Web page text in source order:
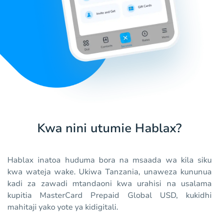
Kwa nini utumie Hablax?
Hablax inatoa huduma bora na msaada wa kila siku
kwa wateja wake. Ukiwa Tanzania, unaweza kununua
kadi za zawadi mtandaoni kwa urahisi na usalama
kupitia MasterCard Prepaid Global USD, kukidhi
mahitaji yako yote ya kidigitali.